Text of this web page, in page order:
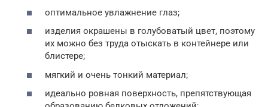
оптимальное увлажнение глаз;
изделия окрашены в голубоватый цвет, поэтому
их можно без труда отыскать в контейнере или
блистере;
мягкий и очень тонкий материал;
идеально ровная поверхность, препятствующая